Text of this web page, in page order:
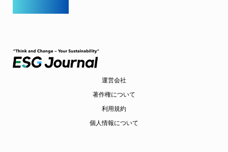
運営会社
著作権について
利用規約
個人情報について